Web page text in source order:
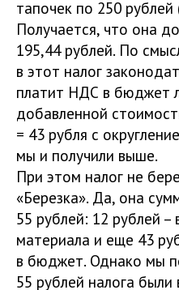
тапочек по 250
Получается, что она
195,44 рублей. По
в этот налог
платит НДС в бюджет
добавленной
= 43 рубля с
мы и получили выше.
При этом налог не
«Березка». Да, она
55 рублей: 12 рублей –
материала и еще 43
в бюджет. Однако мы
55 рублей налога